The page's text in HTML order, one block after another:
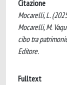
Citazione
Mocarelli, L.
Mocarelli, M.
cibo tra
Editore.
Fulltext